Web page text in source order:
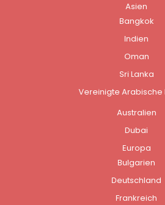
Asien
Bangkok
Indien
Oman
Sri Lanka
Vereinigte Arabische
Australien
Dubai
Europa
Bulgarien
Deutschland
Frankreich